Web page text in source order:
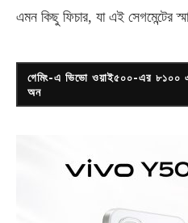
এমন কিছু ফিচার, যা এই সেগমেন্টের
গেমিং-এ ভিভো ওয়াই৫০০-এর ৮১০০
অন